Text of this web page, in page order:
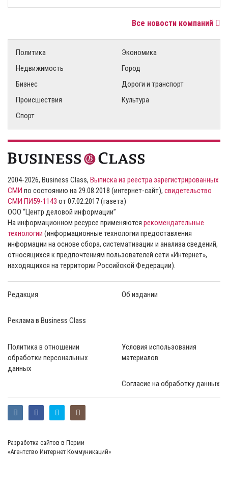
Все новости компаний
Политика
Экономика
Недвижимость
Город
Бизнес
Дороги и транспорт
Происшествия
Культура
Спорт
2004-2026, Business Class, Выписка из реестра зарегистрированных
СМИ по состоянию на 29.08.2018 (интернет-сайт), свидетельство
СМИ ПИ59-1143 от 07.02.2017 (газета)
ООО “Центр деловой информации”
На информационном ресурсе применяются рекомендательные
технологии (информационные технологии предоставления
информации на основе сбора, систематизации и анализа сведений,
относящихся к предпочтениям пользователей сети «Интернет»,
находящихся на территории Российской Федерации).
Редакция Об издании
Реклама в Business Class
Политика в отношении
обработки персональных
данных
Условия использования
материалов
Согласие на обработку данных
Разработка сайтов в Перми
«Агентство Интернет Коммуникаций»